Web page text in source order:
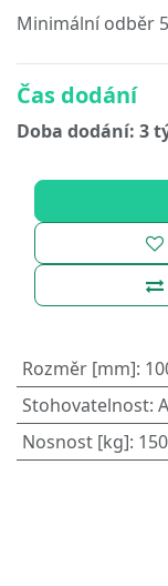
Minimální odběr
Čas dodání
Doba dodání: 3
Rozměr [mm]:
Stohovatelnost:
Nosnost [kg]: